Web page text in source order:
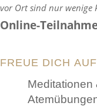
vor Ort sind nur wenige
Online-
FREUE DICH
Med­i­ta­tionen